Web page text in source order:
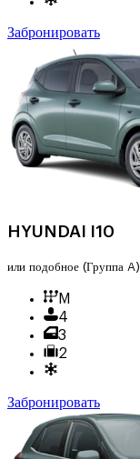
Забронировать
HYUNDAI I10
или подобное (Группа A)
M
4
3
2
Забронировать